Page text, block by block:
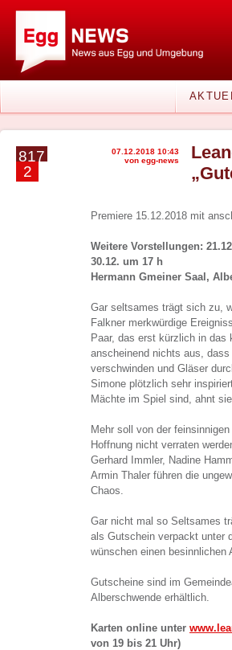
817
2
07.12.2018 10:43
von egg-news
Premiere 15.12.2018 mit
Weitere Vorstellungen:
30.12. um 17 h
Hermann Gmeiner Saal,
Gar seltsames trägt sich zu,
Falkner merkwürdige
Paar, das erst kürzlich in das
anscheinend nichts aus,
verschwinden und Gläser
Simone plötzlich sehr
Mächte im Spiel sind, ahnt
Mehr soll von der
Hoffnung nicht verraten
Gerhard Immler, Nadine
Armin Thaler führen die
Chaos.
Gar nicht mal so Seltsames
als Gutschein verpackt unter
wünschen einen besinnlichen
Gutscheine sind im
Alberschwende erhältlich.
Karten online unter
von 19 bis 21 Uhr)